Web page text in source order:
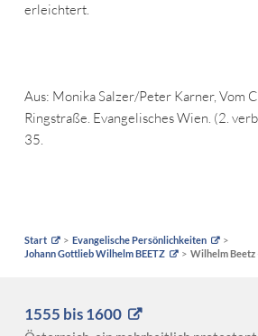
erleichtert.
Aus: Monika Salzer/Peter Karner, Vom
Ringstraße. Evangelisches Wien. (2.
35.
Start
Evangelische Persönlichkeiten
Johann Gottlieb Wilhelm BEETZ
Wilhelm Beetz
1555 bis 1600